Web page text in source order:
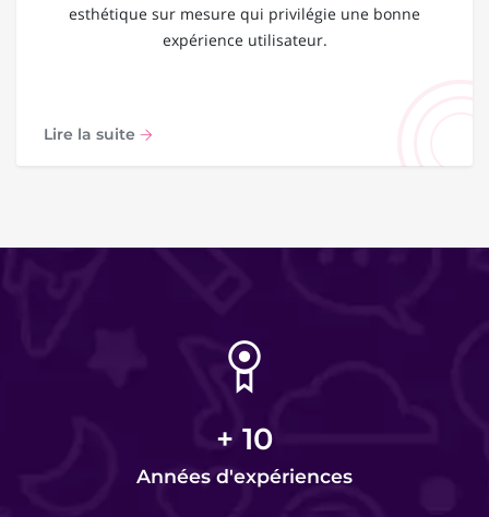
esthétique sur mesure qui privilégie une bonne
expérience utilisateur.
Lire la suite
+ 10
Années d'expériences